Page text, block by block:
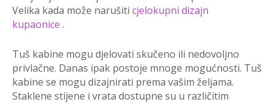
Velika kada može narušiti cjelokupni dizajn
kupaonice .
Tuš kabine mogu djelovati skučeno ili nedovoljno
privlačne. Danas ipak postoje mnoge mogućnosti. Tuš
kabine se mogu dizajnirati prema vašim željama.
Staklene stijene i vrata dostupne su u različitim